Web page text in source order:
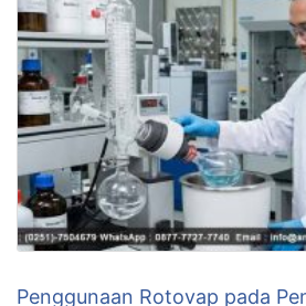
Penggunaan Rotovap pada